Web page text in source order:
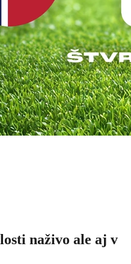
naživo ale aj v